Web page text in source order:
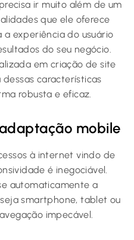
ir muito além de um
que ele oferece
a experiência do usuário
do seu negócio.
em criação de site
características
robusta e eficaz.
mobile
à internet vindo de
é inegociável.
automaticamente a
smartphone, tablet ou
impecável.